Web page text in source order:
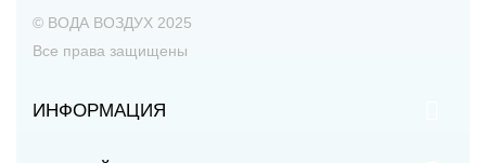
© ВОДА ВОЗДУХ 2025
Все права защищены
ИНФОРМАЦИЯ